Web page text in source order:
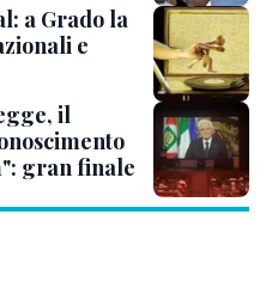
a Grado la
e
il
gran finale